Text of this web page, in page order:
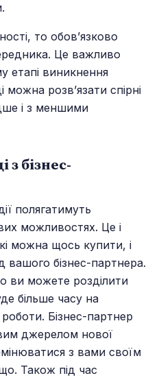
то обов’язково
Це важливо
етапі виникнення
розв’язати спірні
і з меншими
з бізнес-
полягатимуть
можливостях. Це і
можна щось купити, і
вашого бізнес-партнера.
ви можете розділити
більше часу на
роботи. Бізнес-партнер
джерелом нової
з вами своїм
Також під час